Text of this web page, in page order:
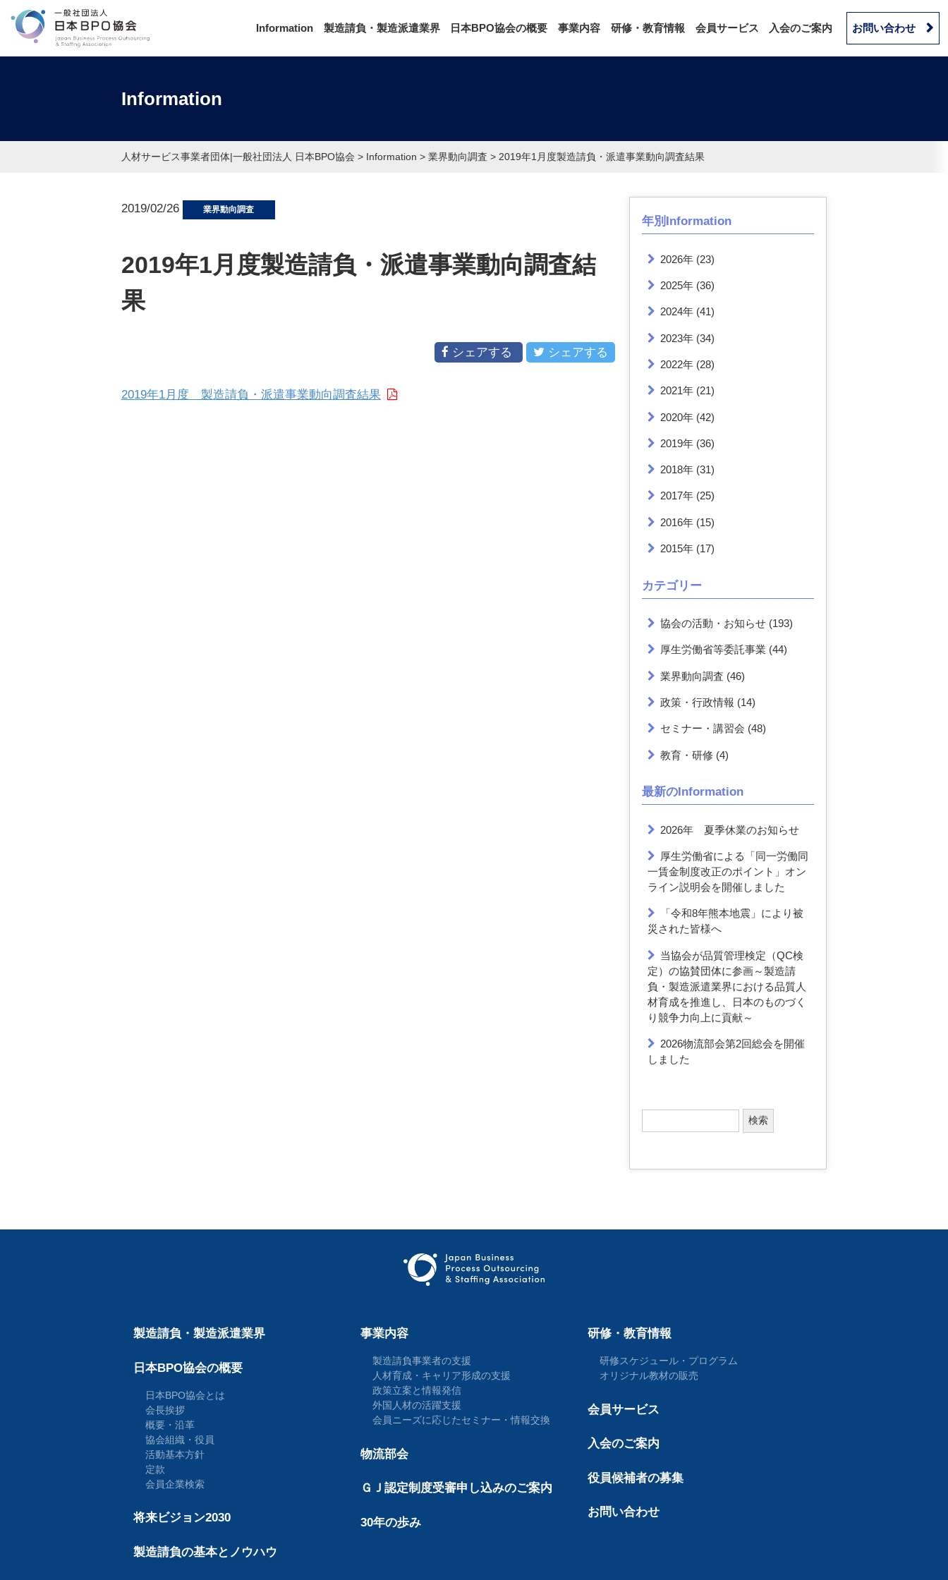
Information 製造請負・製造派遣業界 日本BPO協会の概要 事業内容 研修・教育情報 会員サービス 入会のご案内 お問い合わせ
Information
人材サービス事業者団体|一般社団法人 日本BPO協会 > Information > 業界動向調査 > 2019年1月度製造請負・派遣事業動向調査結果
2019/02/26 業界動向調査
2019年1月度製造請負・派遣事業動向調査結
果
シェアする シェアする
2019年1月度 製造請負・派遣事業動向調査結果
年別Information
2026年 (23)
2025年 (36)
2024年 (41)
2023年 (34)
2022年 (28)
2021年 (21)
2020年 (42)
2019年 (36)
2018年 (31)
2017年 (25)
2016年 (15)
2015年 (17)
カテゴリー
協会の活動・お知らせ (193)
厚生労働省等委託事業 (44)
業界動向調査 (46)
政策・行政情報 (14)
セミナー・講習会 (48)
教育・研修 (4)
最新のInformation
2026年 夏季休業のお知らせ
厚生労働省による「同一労働同
一賃金制度改正のポイント」オン
ライン説明会を開催しました
「令和8年熊本地震」により被
災された皆様へ
当協会が品質管理検定（QC検
定）の協賛団体に参画～製造請
負・製造派遣業界における品質人
材育成を推進し、日本のものづく
り競争力向上に貢献～
2026物流部会第2回総会を開催
しました
索
製造請負・製造派遣業界
日本BPO協会の概要
日本BPO協会とは
会長挨拶
概要・沿革
協会組織・役員
活動基本方針
定款
会員企業検索
将来ビジョン2030
製造請負の基本とノウハウ
事業内容
製造請負事業者の支援
人材育成・キャリア形成の支援
政策立案と情報発信
外国人材の活躍支援
会員ニーズに応じたセミナー・情報交換
物流部会
ＧＪ認定制度受審申し込みのご案内
30年の歩み
研修・教育情報
研修スケジュール・プログラム
オリジナル教材の販売
会員サービス
入会のご案内
役員候補者の募集
お問い合わせ